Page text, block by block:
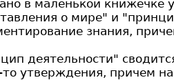
в маленькой книжечке
о мире" и
знания,
деятельности"
то утверждения, причем